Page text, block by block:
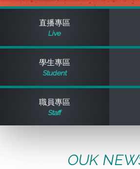
學系公告
活動研習
招標徵才
歷史訊息
立案證明
空大有利的學習條件
組織架構
環境設備
本校位置
資訊圖像化專區
校內分機(pdf)
活動花絮
行政單位簡介
教務處註冊組
教務處課務組
學術單位
通識教育中心
工商管理學系
法律學系
其他好站
國內外開放課程
資訊相關法規
招生資訊
新生報名
在學資訊
直播專區
Live
學生專區
Student
職員專區
Staff
OUK